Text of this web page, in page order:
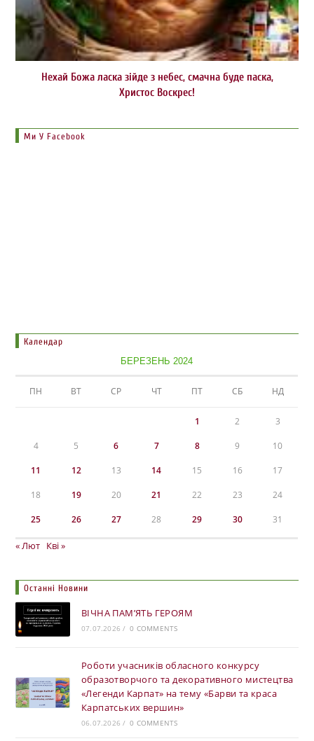
Нехай Божа ласка зійде з небес, смачна буде паска,
Христос Воскрес!
Ми У Facebook
Календар
БЕРЕЗЕНЬ 2024
ПН ВТ СР ЧТ ПТ СБ НД
1 2 3
4 5 6 7 8 9 10
11 12 13 14 15 16 17
18 19 20 21 22 23 24
25 26 27 28 29 30 31
« Лют Кві »
Останні Новини
ВІЧНА ПАМ’ЯТЬ ГЕРОЯМ
07.07.2026 / 0 COMMENTS
Роботи учасників обласного конкурсу
образотворчого та декоративного мистецтва
«Легенди Карпат» на тему «Барви та краса
Карпатських вершин»
06.07.2026 / 0 COMMENTS